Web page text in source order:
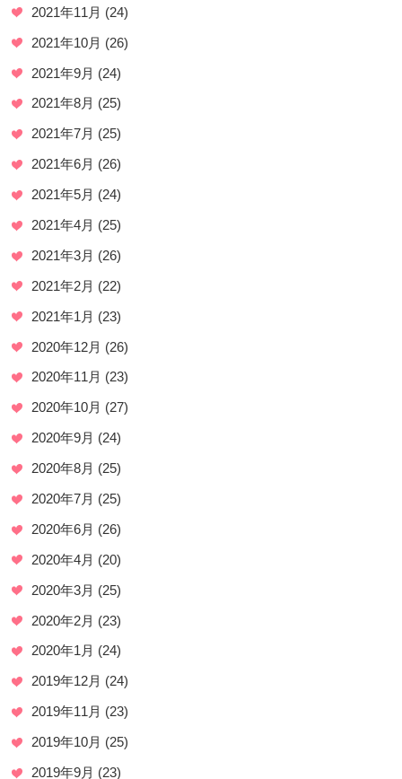
2021年11月 (24)
2021年10月 (26)
2021年9月 (24)
2021年8月 (25)
2021年7月 (25)
2021年6月 (26)
2021年5月 (24)
2021年4月 (25)
2021年3月 (26)
2021年2月 (22)
2021年1月 (23)
2020年12月 (26)
2020年11月 (23)
2020年10月 (27)
2020年9月 (24)
2020年8月 (25)
2020年7月 (25)
2020年6月 (26)
2020年4月 (20)
2020年3月 (25)
2020年2月 (23)
2020年1月 (24)
2019年12月 (24)
2019年11月 (23)
2019年10月 (25)
2019年9月 (23)